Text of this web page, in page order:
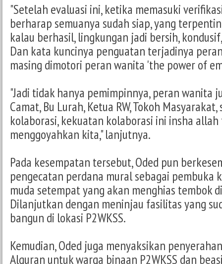
"Setelah evaluasi ini, ketika memasuki
berharap semuanya sudah siap, yang
kalau berhasil, lingkungan jadi bersih,
Dan kata kuncinya penguatan terjadinya
masing dimotori peran wanita 'the power of
"Jadi tidak hanya pemimpinnya, peran wanita
Camat, Bu Lurah, Ketua RW, Tokoh
kolaborasi, kekuatan kolaborasi ini insha
menggoyahkan kita," lanjutnya.
Pada kesempatan tersebut, Oded pun
pengecatan perdana mural sebagai pembuka
muda setempat yang akan menghias tembok
Dilanjutkan dengan meninjau fasilitas yang
bangun di lokasi P2WKSS.
Kemudian, Oded juga menyaksikan
Alquran untuk warga binaan P2WKSS dan